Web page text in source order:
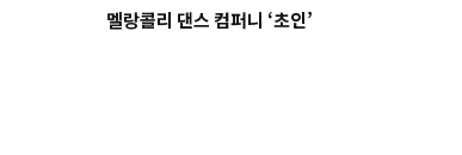
멜랑콜리 댄스 컴퍼니 ‘초인’